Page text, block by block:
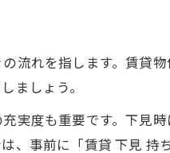
流れを指します。賃貸
ましょう。
実度も重要です。下見
、事前に「賃貸 下見